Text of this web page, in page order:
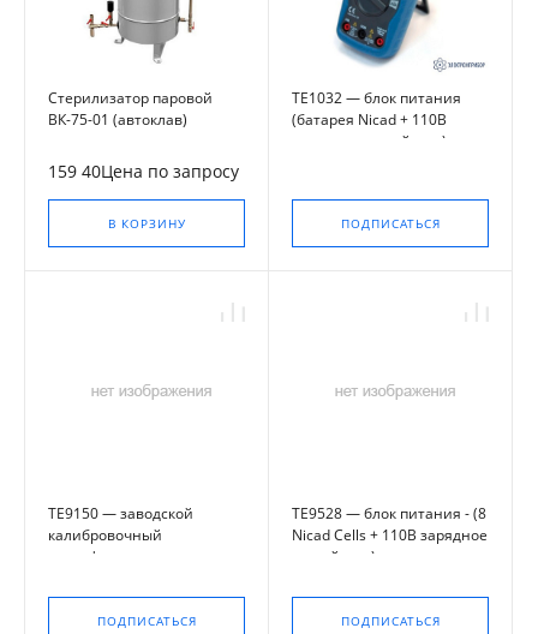
Стерилизатор паровой
ВК-75-01 (автоклав)
159 40Цена по запросу
В КОРЗИНУ
TE1032 — блок питания
(батарея Nicad + 110В
зарядное устройство)
ПОДПИСАТЬСЯ
TE9150 — заводской
калибровочный
сертификат,
требованиям NPL
ПОДПИСАТЬСЯ
TE9528 — блок питания - (8
Nicad Cells + 110В зарядное
устройство)
ПОДПИСАТЬСЯ